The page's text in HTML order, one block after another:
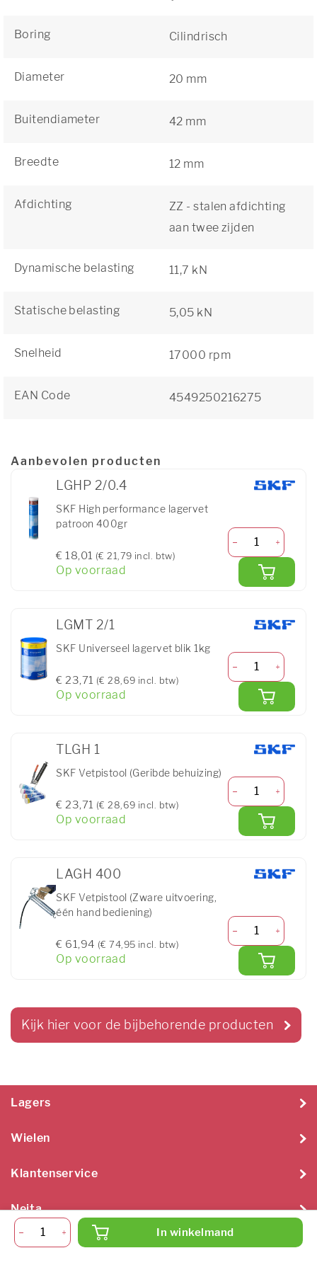
Boring Cilindrisch
Diameter 20 mm
Buitendiameter 42 mm
Breedte 12 mm
Afdichting
ZZ - stalen afdichting
aan twee zijden
Dynamische belasting 11,7 kN
Statische belasting 5,05 kN
Snelheid 17000 rpm
EAN Code 4549250216275
Aanbevolen producten
LGHP 2/0.4
SKF High performance lagervet
patroon 400gr
€ 18,01 (€ 21,79 incl. btw)
Op voorraad
LGMT 2/1
SKF Universeel lagervet blik 1kg
€ 23,71 (€ 28,69 incl. btw)
Op voorraad
TLGH 1
SKF Vetpistool (Geribde behuizing)
€ 23,71 (€ 28,69 incl. btw)
Op voorraad
LAGH 400
SKF Vetpistool (Zware uitvoering,
één hand bediening)
€ 61,94 (€ 74,95 incl. btw)
Op voorraad
Kijk hier voor de bijbehorende producten
In winkelmand
Lagers
Wielen
Klantenservice
Neita
Neita Techniek B.V. 2026